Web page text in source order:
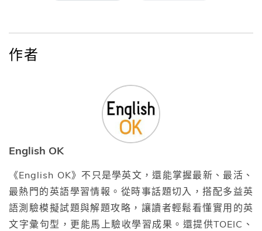
作者
English OK
《English OK》不只是學英文，還能掌握最新、最活、
最熱門的英語學習情報。從時事話題切入，搭配多益英
語測驗模擬試題與解題攻略，讓讀者輕鬆看懂實用的英
文字彙句型，更能馬上驗收學習成果。還提供TOEIC、